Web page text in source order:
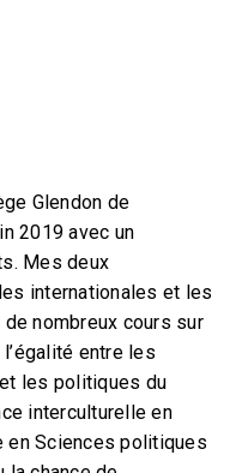
Glendon de
2019 avec un
Mes deux
internationales et les
nombreux cours sur
entre les
les politiques du
interculturelle en
en Sciences politiques